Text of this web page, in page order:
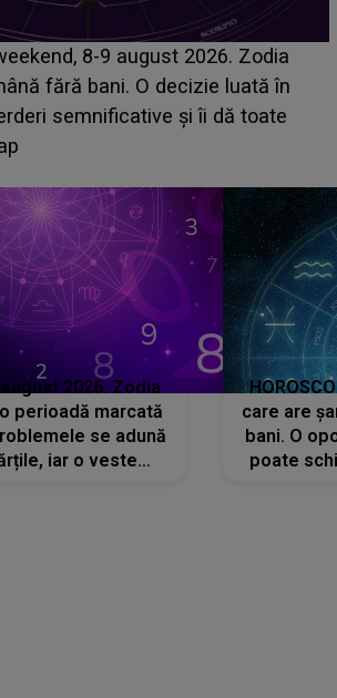
DETALIU ASCUNS până
concurentul din Casa Iubirii
NEAȘTEPTATĂ despre mama
în față, eu nu te iubesc pentru
august 2026. Zodia
perioadă marcată
se adună
iar o veste
care are
bani. O
poate